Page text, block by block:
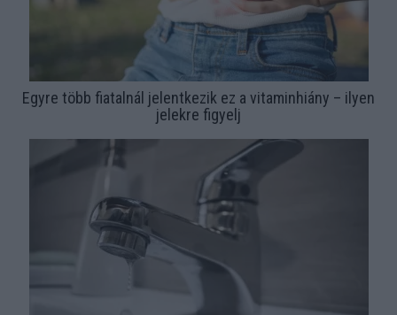
Egyre több fiatalnál jelentkezik ez a vitaminhiány – ilyen
jelekre figyelj